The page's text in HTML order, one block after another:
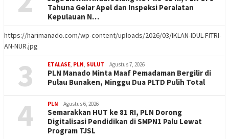
Tahuna Gelar Apel dan Inspeksi Peralatan
Kepulauan N…
https://harimanado.com/wp-content/uploads/2026/03/IKLAN-IDUL-FITRI-
AN-NUR.jpg
3 ETALASE PLN SULUT Agustus 7, 2026
PLN Manado Minta Maaf Pemadaman Bergilir di
Pulau Bunaken, Minggu Dua PLTD Pulih Total
4 PLN Agustus 6, 2026
Semarakkan HUT ke 81 RI, PLN Dorong
Digitalisasi Pendidikan di SMPN1 Palu Lewat
Program TJSL